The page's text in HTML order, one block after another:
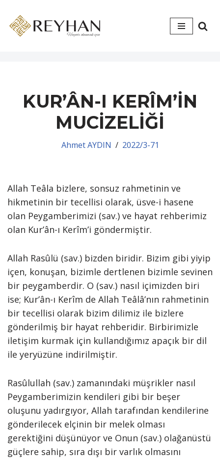
İçeriğe
KUR’ÂN-I KERÎM’İN
MUCİZELİĞİ
Ahmet AYDIN 2022/3-71
Allah Teâla bizlere, sonsuz rahmetinin ve
hikmetinin bir tecellisi olarak, üsve-i hasene
olan Peygamberimizi (sav.) ve hayat rehberimiz
olan Kur’ân-ı Kerîm’i göndermiştir.
Allah Rasûlü (sav.) bizden biridir. Bizim gibi yiyip
içen, konuşan, bizimle dertlenen bizimle sevinen
bir peygamberdir. O (sav.) nasıl içimizden biri
ise; Kur’ân-ı Kerîm de Allah Teâlâ’nın rahmetinin
bir tecellisi olarak bizim dilimiz ile bizlere
gönderilmiş bir hayat rehberidir. Birbirimizle
iletişim kurmak için kullandığımız apaçık bir dil
ile yeryüzüne indirilmiştir.
Rasûlullah (sav.) zamanındaki müşrikler nasıl
Peygamberimizin kendileri gibi bir beşer
oluşunu yadırgıyor, Allah tarafından kendilerine
gönderilecek elçinin bir melek olması
gerektiğini düşünüyor ve Onun (sav.) olağanüstü
güçlere sahip, sıra dışı bir varlık olmasını